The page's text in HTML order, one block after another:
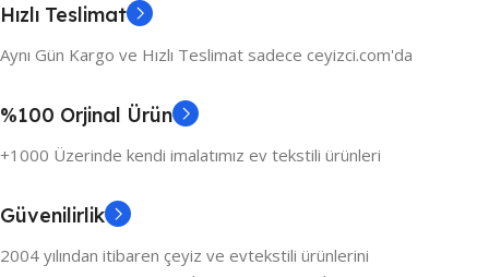
Hızlı Teslimat
Aynı Gün Kargo ve Hızlı Teslimat sadece ceyizci.com'da
%100 Orjinal Ürün
+1000 Üzerinde kendi imalatımız ev tekstili ürünleri
Güvenilirlik
2004 yılından itibaren çeyiz ve evtekstili ürünlerini